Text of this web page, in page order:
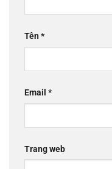
Tên*
Email *
Trang web